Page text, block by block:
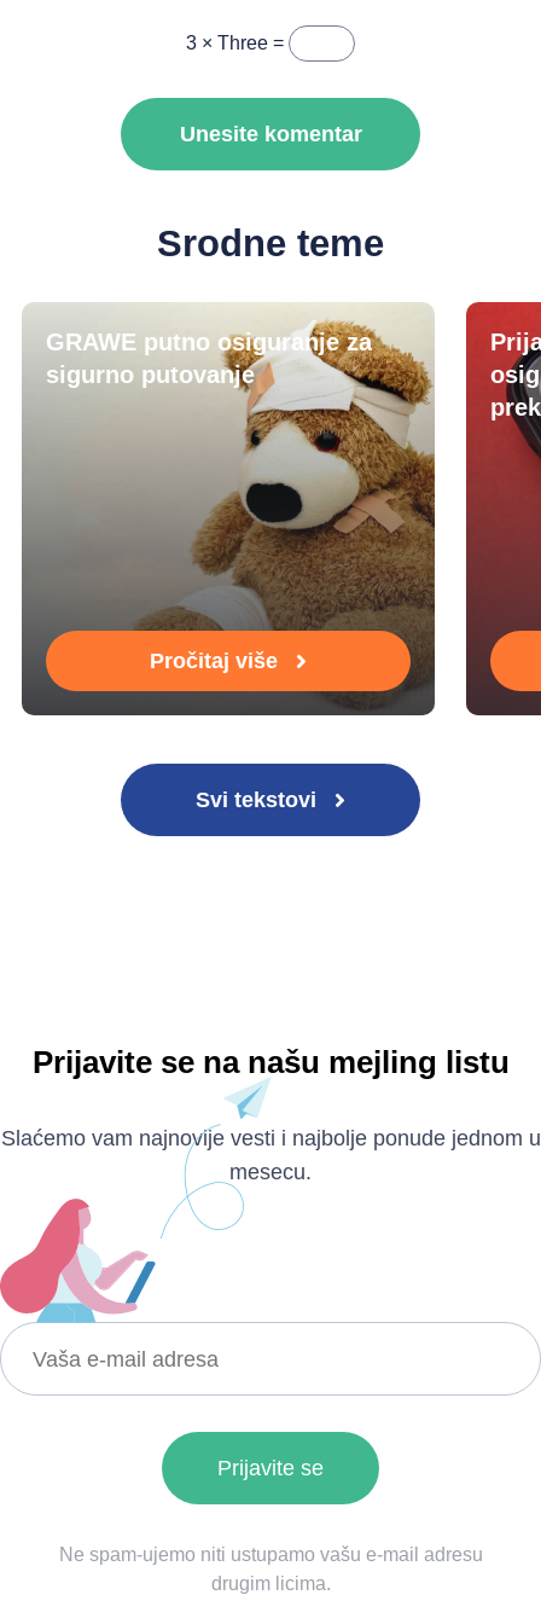
3 × Three =
Srodne teme
GRAWE putno osiguranje za
sigurno putovanje
Pročitaj više
Svi tekstovi
Prijavite se na našu mejling listu
Slaćemo vam najnovije vesti i najbolje ponude jednom u
mesecu.
Ne spam-ujemo niti ustupamo vašu e-mail adresu
drugim licima.